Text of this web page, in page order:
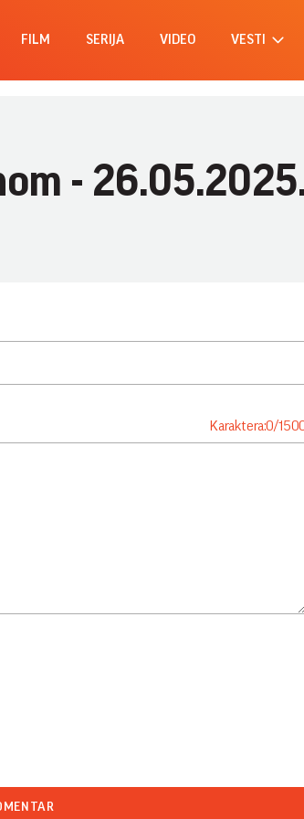
FILM SERIJA VIDEO VESTI
-
Karaktera:0/